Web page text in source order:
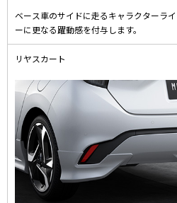
ベース車のサイドに走るキャラクターラ
ーに更なる躍動感を付与します。
リヤスカート